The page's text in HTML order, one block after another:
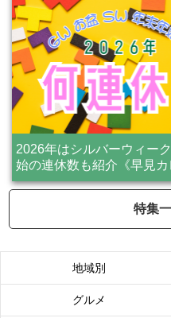
2026年はシルバーウィー
始の連休数も紹介《早見カ
特集
地域別
グルメ